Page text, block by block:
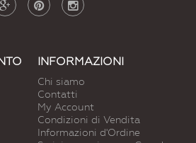
INFORMAZIONI
Chi siamo
Contatti
My Account
Condizioni di Vendita
Informazioni d'Ordine